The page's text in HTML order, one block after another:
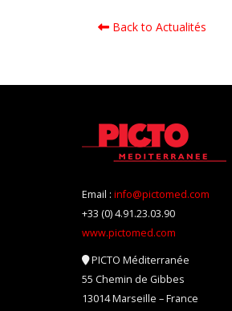
Back to Actualités
Email : info@pictomed.com
+33 (0) 4.91.23.03.90
www.pictomed.com
PICTO Méditerranée
55 Chemin de Gibbes
13014 Marseille – France